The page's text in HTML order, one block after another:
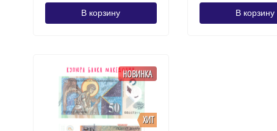
В корзину В корзину
ХИТ
НОВИНКА